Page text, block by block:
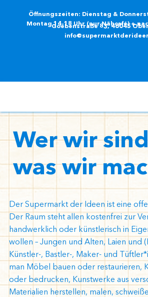
Öffnungszeiten: Dienstag &
Montag 14-18 Uhr (nur Nähcafé) +
Goebenstraße 83, 46045
Wer wir
was wir
Der Supermarkt der Ideen ist eine
Der Raum steht allen kostenfrei zur
handwerklich oder künstlerisch in
wollen – Jungen und Alten, Laien und
Künstler-, Bastler-, Maker- und
man Möbel bauen oder restaurieren,
oder bedrucken, Kunstwerke aus
Materialien herstellen, malen,